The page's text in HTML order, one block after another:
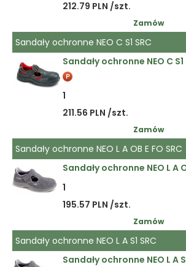
212.79 PLN /szt.
Zamów
Sandały ochronne NEO C S1 SRC
Sandały ochronne NEO C S1
1
211.56 PLN /szt.
Zamów
Sandały ochronne NEO L A OB E FO SRC
Sandały ochronne NEO L A
1
195.57 PLN /szt.
Zamów
Sandały ochronne NEO L A S1 SRC
Sandały ochronne NEO L A